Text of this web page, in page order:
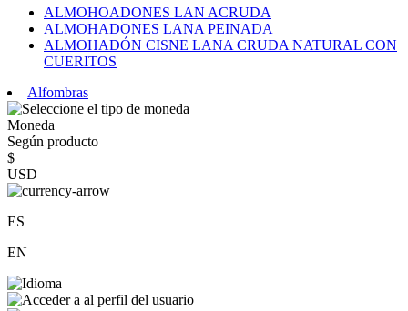
ALMOHOADONES LAN ACRUDA
ALMOHADONES LANA PEINADA
ALMOHADÓN CISNE LANA CRUDA NATURAL CON
CUERITOS
Alfombras
Moneda
Según producto
$
USD
ES
EN